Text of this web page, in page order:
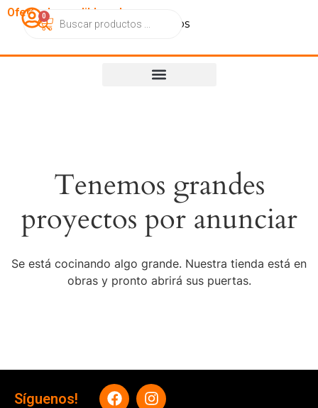
OfertasImperdibles.cl
CatálogoContactoNosotros
0
Tenemos grandes
proyectos por anunciar
Se está cocinando algo grande. Nuestra tienda está en
obras y pronto abrirá sus puertas.
Síguenos!